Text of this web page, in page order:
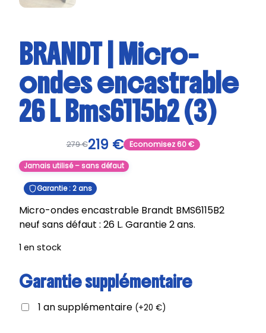
BRANDT | Micro-
ondes encastrable
26 L Bms6115b2 (3)
279€219 € Economisez60€
Jamais utilisé – sans défaut
Garantie : 2 ans
Micro-ondes encastrable Brandt BMS6115B2
neuf sans défaut : 26 L. Garantie 2 ans.
1 en stock
Garantie supplémentaire
1 an supplémentaire (+20 €)